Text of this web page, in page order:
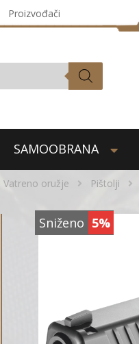
Proizvođači
SAMOOBRANA
Vatreno oružje Pištolji
Sniženo 5%